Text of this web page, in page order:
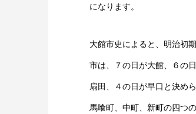
になります。
大館市史によると、明治初
市は、７の日が大館、６の
扇田、４の日が早口と決め
馬喰町、中町、新町の四つ